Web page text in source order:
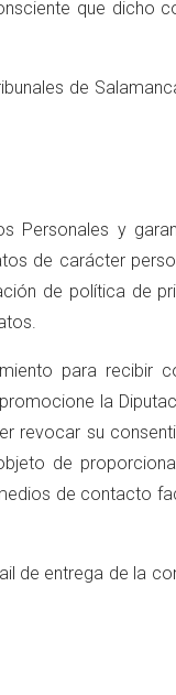
que dicho
de
Personales y
de carácter
de política de
para recibir
la
revocar su
de
de contacto
de entrega de la